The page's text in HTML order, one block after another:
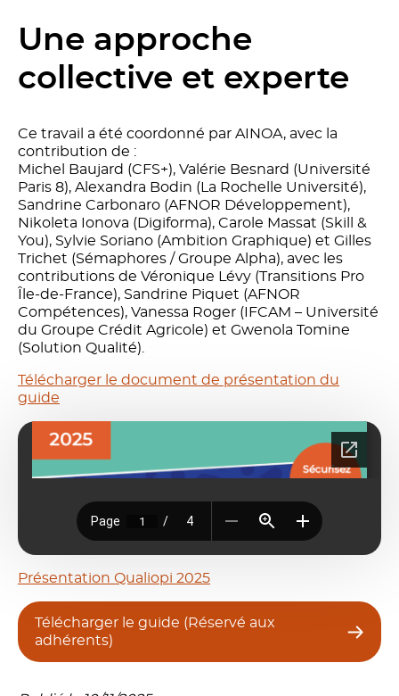
Une approche
collective et experte
Ce travail a été coordonné par AINOA, avec la
contribution de :
Michel Baujard (CFS+), Valérie Besnard (Université
Paris 8), Alexandra Bodin (La Rochelle Université),
Sandrine Carbonaro (AFNOR Développement),
Nikoleta Ionova (Digiforma), Carole Massat (Skill &
You), Sylvie Soriano (Ambition Graphique) et Gilles
Trichet (Sémaphores / Groupe Alpha), avec les
contributions de Véronique Lévy (Transitions Pro
Île-de-France), Sandrine Piquet (AFNOR
Compétences), Vanessa Roger (IFCAM – Université
du Groupe Crédit Agricole) et Gwenola Tomine
(Solution Qualité).
Télécharger le document de présentation du
guide
Présentation Qualiopi 2025
Télécharger le guide (Réservé aux
adhérents)